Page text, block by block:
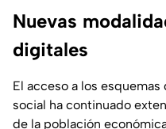
Nuevas
digitales
El acceso a los
social ha continuado
de la población